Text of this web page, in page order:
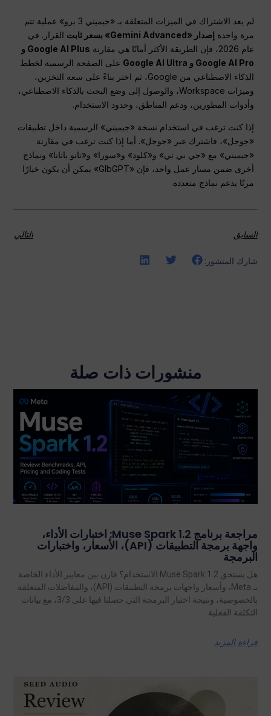
لم يعد الاشتراك في الميزات المتعلقة بـ «جيميني 3 برو» عملية تتم
مرة واحدة إصدار «Gemini Advanced» بسعر ثابت
القرار. في
عام 2026، فإن الطريقة الأكثر أمانًا هي مقارنة
Google AI Plus و
Google AI Pro و Google AI Ultra
على الصفحة الرسمية لخطط
الذكاء الاصطناعي من Google، ثم اختر بناءً على سعة التخزين،
وميزات Workspace، والوصول إلى وضع البحث بالذكاء الاصطناعي،
وأدوات المطورين، ودعم المناطق، وحدود الاستخدام.
إذا كنت ترغب في استخدام نسخة «جيميني» الرسمية داخل تطبيقات
«جوجل»، فاشترك عبر «جوجل». أما إذا كنت ترغب في مقارنة
«جيميني» مع «جي بي تي» و«كلود» و«سورا» و«نانو بانانا» ونماذج
أخرى ضمن مسار عمل واحد، فإن «GlbGPT» يمكن أن يكون خيارًا
مرنًا يدعم نماذج متعددة.
السابق التالي
شارك المنشور:
منشورات ذات صلة
مراجعة برنامج Muse Spark 1.2: اختبارات الأداء،
واجهة برمجة التطبيقات (API)، الأسعار، واختبارات
البرمجة
هل يستحق Muse Spark 1.2 الاستخدام؟ قارن بين معايير الأداء الخاصة
بـ Meta، وأسعار واجهات برمجة التطبيقات (API)، والمفاضلات المتعلقة
بالخصوصية، ونتيجة اختبار البرمجة التي حصلنا فيها على 3/3، مع بيانات
التكلفة الفعلية.
قراءة المزيد